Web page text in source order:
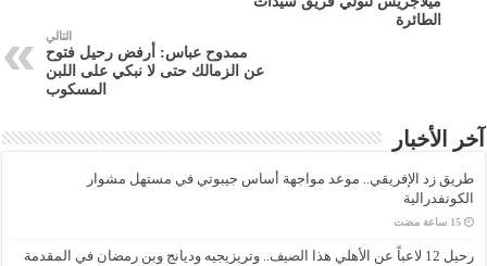
الطائرة
التالي
ممدوح عباس: أرفض رحيل فتوح
عن الزمالك حتى لا نبكي على اللبن
المسكوب
آخر الأخبار
طريق زد الإفريقي.. موعد مواجهة أساس جيبوتي في مستهل مشوار
الكونفدرالية
‏15 ساعة مضت
رحيل 12 لاعباً عن الأهلي هذا الصيف.. وتريزيجيه وديانج وبن رمضان في المقدمة